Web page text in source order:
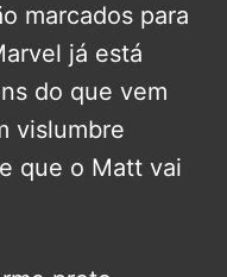
marcados para
já está
do que vem
vislumbre
que o Matt vai